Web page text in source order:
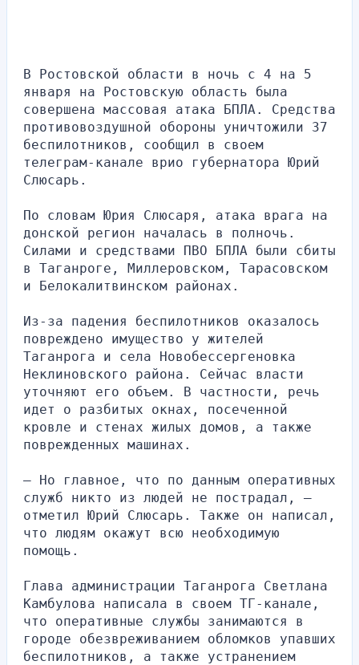
В Ростовской области в ночь с 4 на 5
января на Ростовскую область была
совершена массовая атака БПЛА. Средства
противовоздушной обороны уничтожили 37
беспилотников, сообщил в своем
телеграм-канале врио губернатора Юрий
Слюсарь.
По словам Юрия Слюсаря, атака врага на
донской регион началась в полночь.
Силами и средствами ПВО БПЛА были сбиты
в Таганроге, Миллеровском, Тарасовском
и Белокалитвинском районах.
Из-за падения беспилотников оказалось
повреждено имущество у жителей
Таганрога и села Новобессергеновка
Неклиновского района. Сейчас власти
уточняют его объем. В частности, речь
идет о разбитых окнах, посеченной
кровле и стенах жилых домов, а также
поврежденных машинах.
— Но главное, что по данным оперативных
служб никто из людей не пострадал, —
отметил Юрий Слюсарь. Также он написал,
что людям окажут всю необходимую
помощь.
Глава администрации Таганрога Светлана
Камбулова написала в своем ТГ-канале,
что оперативные службы занимаются в
городе обезвреживанием обломков упавших
беспилотников, а также устранением